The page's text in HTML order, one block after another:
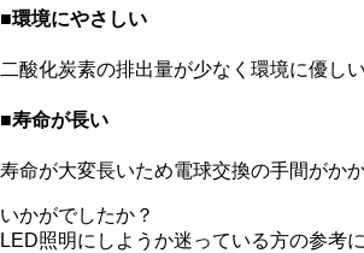
■環境にやさしい
二酸化炭素の排出量が少なく環境に優し
■寿命が長い
寿命が大変長いため電球交換の手間がかか
いかがでしたか？
LED照明にしようか迷っている方の参考